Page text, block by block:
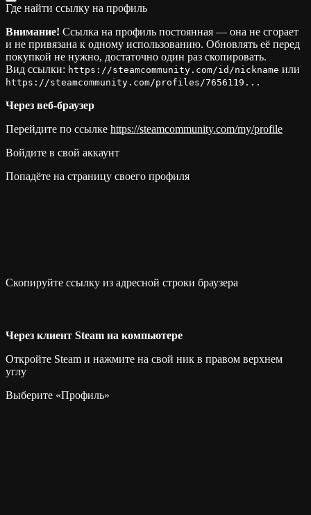
Где найти ссылку на профиль
Внимание! Ссылка на профиль постоянная — она не сгорает
и не привязана к одному использованию. Обновлять её перед
покупкой не нужно, достаточно один раз скопировать.
Вид ссылки: https://steamcommunity.com/id/nickname или
https://steamcommunity.com/profiles/7656119...
Через веб-браузер
Перейдите по ссылке https://steamcommunity.com/my/profile
Войдите в свой аккаунт
Попадёте на страницу своего профиля
Скопируйте ссылку из адресной строки браузера
Через клиент Steam на компьютере
Откройте Steam и нажмите на свой ник в правом верхнем
углу
Выберите «Профиль»